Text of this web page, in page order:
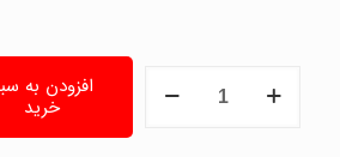
کرکره
افزودن به
خرید